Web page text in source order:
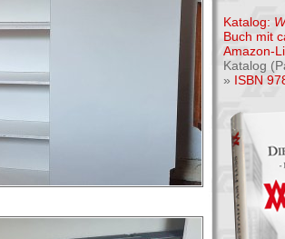
Katalog:
Buch mit
Amazon-
Katalog
» ISBN